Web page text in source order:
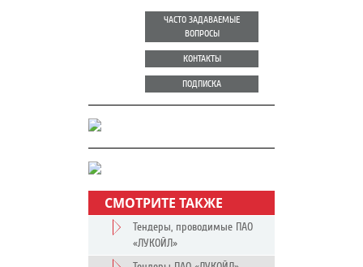
ЧАСТО ЗАДАВАЕМЫЕ
ВОПРОСЫ
КОНТАКТЫ
ПОДПИСКА
СМОТРИТЕ ТАКЖЕ
Тендеры, проводимые ПАО
«ЛУКОЙЛ»